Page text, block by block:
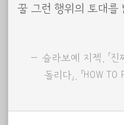
꿀 그런 행위의 토대를
슬라보예 지젝, 「
돌리다」, 『HOW TO